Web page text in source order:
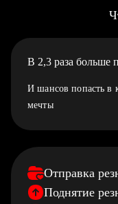
В 2,3 раза больше
И шансов попасть в
мечты
Отправка
Поднятие